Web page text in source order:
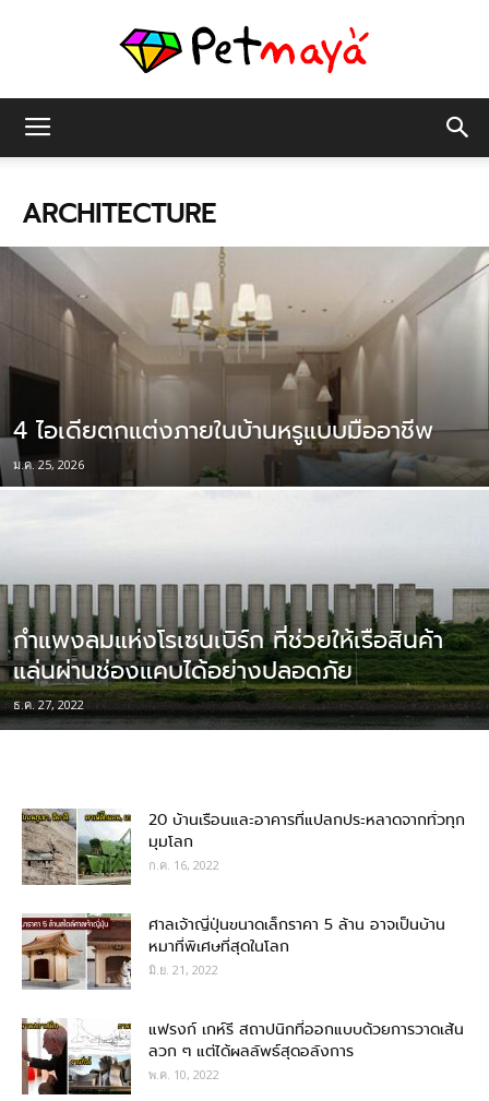
ARCHITECTURE
4 ไอเดียตกแต่งภายในบ้านหรูแบบมืออาชีพ
ม.ค. 25, 2026
กำแพงลมแห่งโรเซนเบิร์ก ที่ช่วยให้เรือสินค้า
แล่นผ่านช่องแคบได้อย่างปลอดภัย
ธ.ค. 27, 2022
20 บ้านเรือนและอาคารที่แปลกประหลาดจากทั่วทุก
มุมโลก
ก.ค. 16, 2022
ศาลเจ้าญี่ปุ่นขนาดเล็กราคา 5 ล้าน อาจเป็นบ้าน
หมาที่พิเศษที่สุดในโลก
มิ.ย. 21, 2022
แฟรงก์ เกห์รี สถาปนิกที่ออกแบบด้วยการวาดเส้น
ลวก ๆ แต่ได้ผลลัพธ์สุดอลังการ
พ.ค. 10, 2022